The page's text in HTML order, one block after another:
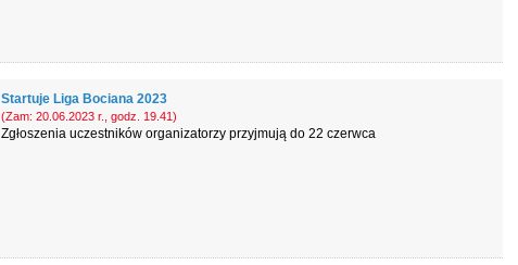
Startuje Liga Bociana 2023
(Zam: 20.06.2023 r., godz. 19.41)
Zgłoszenia uczestników organizatorzy przyjmują do 22 czerwca